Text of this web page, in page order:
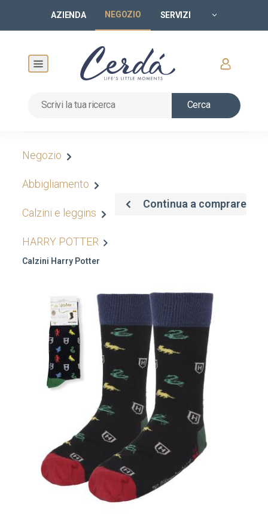
AZIENDA NEGOZIO SERVIZI
Cerca
Negozio
Abbigliamento
Calzini e leggins
HARRY POTTER
Calzini Harry Potter
Continua a comprare